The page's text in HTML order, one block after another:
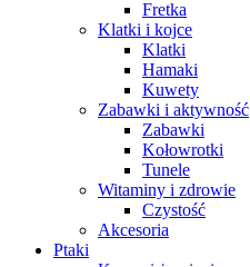
Fretka
Klatki i kojce
Klatki
Hamaki
Kuwety
Zabawki i aktywność
Zabawki
Kołowrotki
Tunele
Witaminy i zdrowie
Czystość
Akcesoria
Ptaki